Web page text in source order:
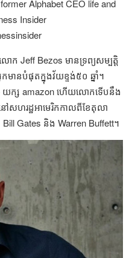
ោក​ Jeff Bezos មាន​ទ្រព្យ​សម្បត្តិ​
មាន​បំផុត​ក្នុង​វ័យ​ខ្ទង់​​៥០​ ឆ្នាំ។
យក្ស​ amazon ហើយ​លោក​ទើប​នឹង​
សហរដ្ឋ​អាមេរិក​​កាល​ពី​ខែ​តុលា​
Gates ​និង​ Warren Buffett។